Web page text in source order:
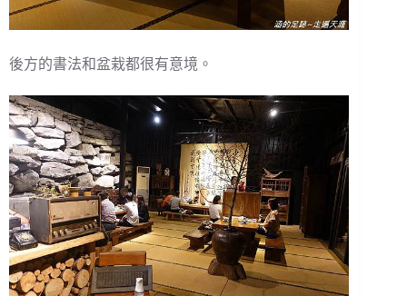
後方的書法和盆栽都很有意境。